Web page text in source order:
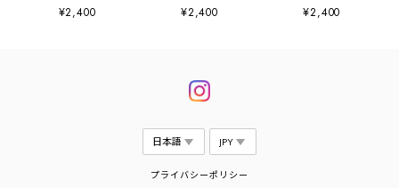
¥2,400
¥2,400
¥2,400
プライバシーポリシー